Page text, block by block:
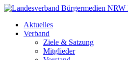
Zum
springenAktuelles
Verband
Ziele & Satzung
Mitglieder